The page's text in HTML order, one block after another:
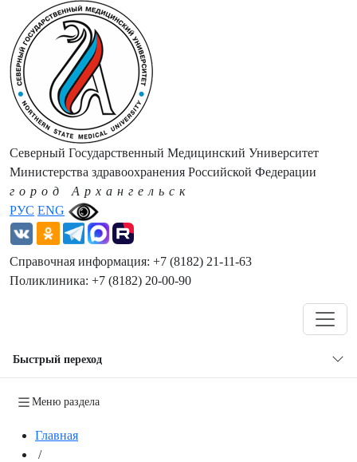
РУС ENG
Северный Государственный Медицинский Университет
Министерства здравоохранения Российской Федерации
город Архангельск
Справочная информация: +7 (8182) 21-11-63
Поликлиника: +7 (8182) 20-00-90
Быстрый переход
Меню раздела
Главная
/